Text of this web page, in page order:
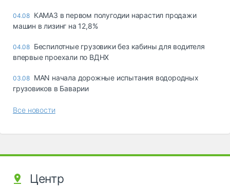
04.08 КАМАЗ в первом полугодии нарастил продажи
машин в лизинг на 12,8%
04.08 Беспилотные грузовики без кабины для водителя
впервые проехали по ВДНХ
03.08 MAN начала дорожные испытания водородных
грузовиков в Баварии
Все новости
Центр